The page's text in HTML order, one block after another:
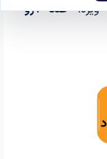
ویژه،
عدد ۱ رو